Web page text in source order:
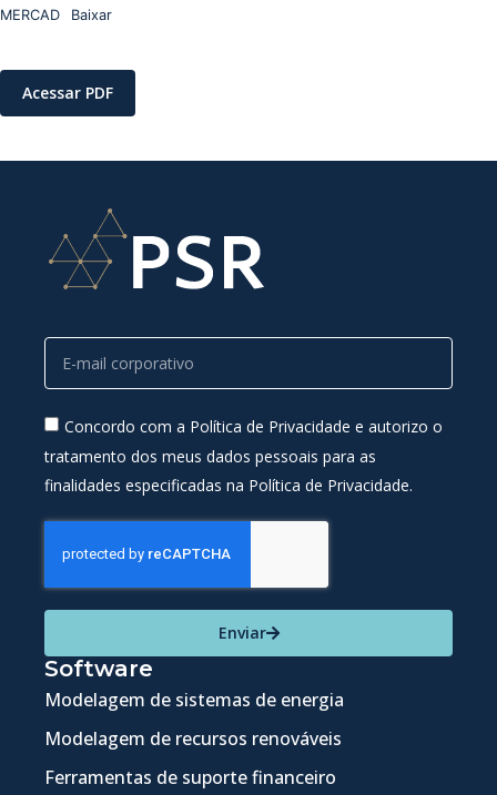
MERCAD
Baixar
Acessar PDF
Concordo com a Política de Privacidade e autorizo o
tratamento dos meus dados pessoais para as
finalidades especificadas na Política de Privacidade.
Enviar
Software
Modelagem de sistemas de energia
Modelagem de recursos renováveis
Ferramentas de suporte financeiro